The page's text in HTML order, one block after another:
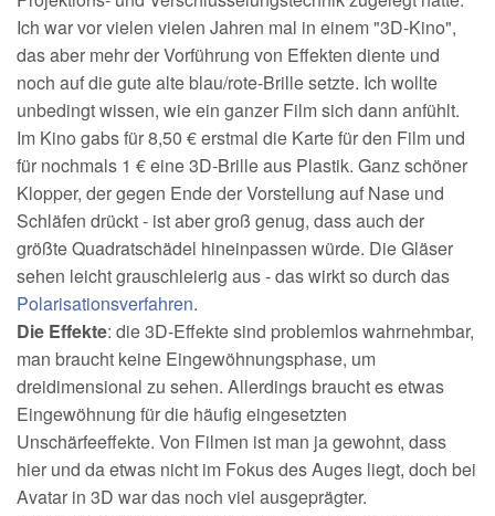
Ich war vor vielen vielen Jahren mal in einem "3D-Kino",
das aber mehr der Vorführung von Effekten diente und
noch auf die gute alte blau/rote-Brille setzte. Ich wollte
unbedingt wissen, wie ein ganzer Film sich dann anfühlt.
Im Kino gabs für 8,50 € erstmal die Karte für den Film und
für nochmals 1 € eine 3D-Brille aus Plastik. Ganz schöner
Klopper, der gegen Ende der Vorstellung auf Nase und
Schläfen drückt - ist aber groß genug, dass auch der
größte Quadratschädel hineinpassen würde. Die Gläser
sehen leicht grauschleierig aus - das wirkt so durch das
Polarisationsverfahren.
Die Effekte: die 3D-Effekte sind problemlos wahrnehmbar,
man braucht keine Eingewöhnungsphase, um
dreidimensional zu sehen. Allerdings braucht es etwas
Eingewöhnung für die häufig eingesetzten
Unschärfeeffekte. Von Filmen ist man ja gewohnt, dass
hier und da etwas nicht im Fokus des Auges liegt, doch bei
Avatar in 3D war das noch viel ausgeprägter.